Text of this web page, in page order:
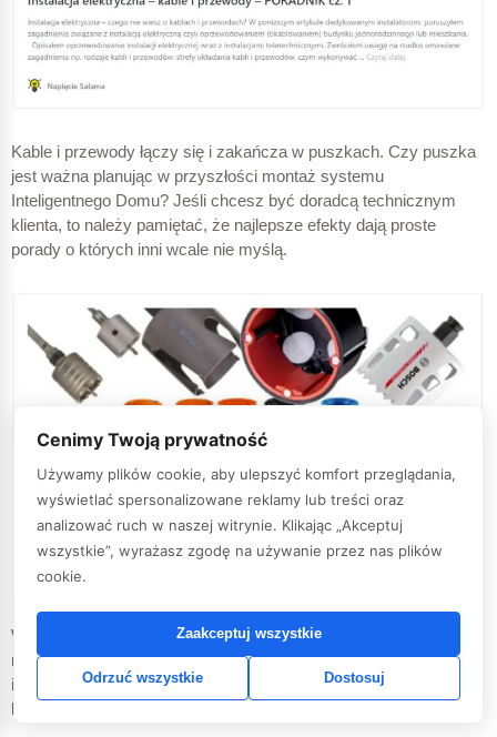
Kable i przewody łączy się i zakańcza w puszkach. Czy puszka
jest ważna planując w przyszłości montaż systemu
Inteligentnego Domu? Jeśli chcesz być doradcą technicznym
klienta, to należy pamiętać, że najlepsze efekty dają proste
porady o których inni wcale nie myślą.
W jaki sposób łączyć żyły kabli i przewodów? Okazuje się że
możliwości jest naprawdę sporo, drobna uwaga podsunięta
inwestorowi może stać się naprawdę dużą pomocą w starciu z
konkurencyjnym instalatorem.
Cenimy Twoją prywatność
Używamy plików cookie, aby ulepszyć komfort przeglądania,
wyświetlać spersonalizowane reklamy lub treści oraz
analizować ruch w naszej witrynie. Klikając „Akceptuj
wszystkie”, wyrażasz zgodę na używanie przez nas plików
cookie.
Zaakceptuj wszystkie
Odrzuć wszystkie Dostosuj